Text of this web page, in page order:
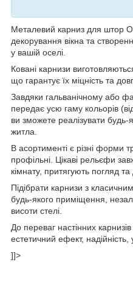
Металевий карниз для штор
декорування вікна та
у вашій оселі.
Ковані карнизи
що гарантує їх міцність та
Завдяки гальванічному або
передає усю гаму кольорів
ви зможете реалізувати
житла.
В асортименті є різні форми
профільні. Цікаві рельєфи
кімнату, притягують погляд
Підібрати карнизи з
будь-якого приміщення,
висоти стелі.
До переваг настінних
естетичний ефект, надійність,
]]>